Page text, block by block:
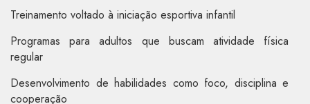
Treinamento voltado à iniciação esportiva infantil
Programas para adultos que buscam atividade física
regular
Desenvolvimento de habilidades como foco, disciplina e
cooperação